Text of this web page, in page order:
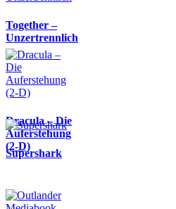
Together –
Unzertrennlich
Dracula – Die
Auferstehung
(2-D)
Supershark